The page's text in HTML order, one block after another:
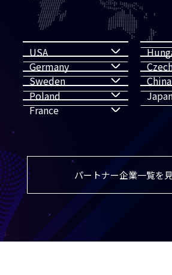
USA
Germany
Sweden
Poland
France
China
パートナー企業一覧を